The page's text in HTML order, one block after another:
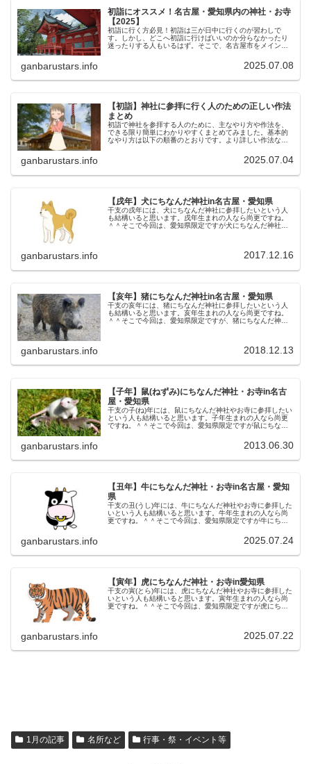
初詣にオススメ！名古屋・愛知県内の神社・お寺
【2025】
初詣に行く方必見！初詣は三が日中に行くのが習わしで
す。しかし、どこへ初詣に行けばいいのか分らなかったり
迷ったりする人もいるはず。そこで、名古屋市をメインに
ganbarustars.info 2025.07.08
【初詣】神社に参拝に行く人のための正しい作法
まとめ
初詣で神社を参拝する人のために、主なやり方や作法を、
できる限り簡単にわかりやすくまとめてみました。基本的
なやり方は以下の順番のとおりです。より詳しい作法など
ganbarustars.info 2025.07.04
【戌年】犬にちなんだ神社in名古屋・愛知県
干支の戌年には、犬にちなんだ神社に参拝したいという人
も結構いると思います。戌年生まれの人なら尚更ですね。
＾＾そこで今回は、愛知県限定ですが犬にちなんだ神社を
ganbarustars.info 2017.12.16
【亥年】猪にちなんだ神社in名古屋・愛知県
干支の亥年には、猪にちなんだ神社に参拝したいという人
も結構いると思います。亥年生まれの人なら尚更ですね。
＾＾そこで今回は、愛知県限定ですが、猪にちなんだ神社
ganbarustars.info 2018.12.13
【子年】鼠(ねずみ)にちなんだ神社・お寺in名古
屋・愛知県
干支の子(ね)年には、鼠にちなんだ神社やお寺に参拝したい
という人も結構いると思います。子年生まれの人なら尚更
ですね。＾＾そこで今回は、愛知県限定ですが鼠にちなん
ganbarustars.info 2013.06.30
【丑年】牛にちなんだ神社・お寺in名古屋・愛知
県
干支の丑(うし)年には、牛にちなんだ神社やお寺に参拝した
いという人も結構いると思います。牛年生まれの人なら尚
更ですね。＾＾そこで今回は、愛知県限定ですが牛にちな
ganbarustars.info 2025.07.24
【寅年】虎にちなんだ神社・お寺in愛知県
干支の寅(とら)年には、虎にちなんだ神社やお寺に参拝した
いという人も結構いると思います。寅年生まれの人なら尚
更ですね。＾＾そこで今回は、愛知県限定ですが虎にちな
ganbarustars.info 2025.07.22
1月の記事 名所など 行事・祭・イベント等